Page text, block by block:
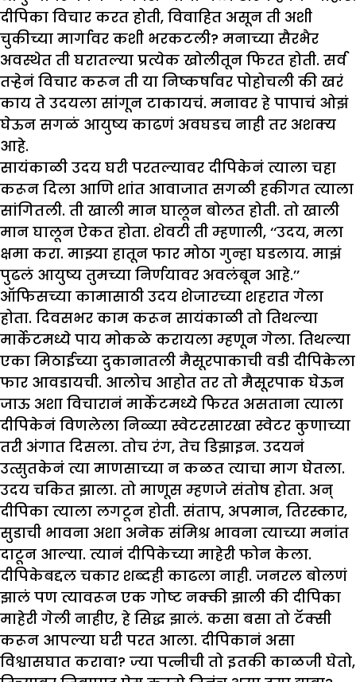
दीपिका विचार करत होती, विवाहित असून ती अशी
चुकीच्या मार्गावर कशी भरकटली? मनाच्या सैरभैर
अवस्थेत ती घरातल्या प्रत्येक खोलीतून फिरत होती. सर्व
तऱ्हेनं विचार करून ती या निष्कर्षावर पोहोचली की खरं
काय ते उदयला सांगून टाकायचं. मनावर हे पापाचं ओझं
घेऊन सगळं आयुष्य काढणं अवघडच नाही तर अशक्य
आहे.
सायंकाळी उदय घरी परतल्यावर दीपिकेनं त्याला चहा
करून दिला आणि शांत आवाजात सगळी हकीगत त्याला
सांगितली. ती खाली मान घालून बोलत होती. तो खाली
मान घालून ऐकत होता. शेवटी ती म्हणाली, ‘‘उदय, मला
क्षमा करा. माझ्या हातून फार मोठा गुन्हा घडलाय. माझं
पुढलं आयुष्य तुमच्या निर्णयावर अवलंबून आहे.’’
ऑफिसच्या कामासाठी उदय शेजारच्या शहरात गेला
होता. दिवसभर काम करून सायंकाळी तो तिथल्या
मार्केटमध्ये पाय मोकळे करायला म्हणून गेला. तिथल्या
एका मिठाईच्या दुकानातली मैसूरपाकाची वडी दीपिकेला
फार आवडायची. आलोच आहोत तर तो मैसूरपाक घेऊन
जाऊ अशा विचारानं मार्केटमध्ये फिरत असताना त्याला
दीपिकेनं विणलेला निळ्या स्वेटरसारखा स्वेटर कुणाच्या
तरी अंगात दिसला. तोच रंग, तेच डिझाइन. उदयनं
उत्सुतकेनं त्या माणसाच्या न कळत त्याचा माग घेतला.
उदय चकित झाला. तो माणूस म्हणजे संतोष होता. अन्
दीपिका त्याला लगटून होती. संताप, अपमान, तिरस्कार,
सुडाची भावना अशा अनेक संमिश्र भावना त्याच्या मनांत
दाटून आल्या. त्यानं दीपिकेच्या माहेरी फोन केला.
दीपिकेबद्दल चकार शब्दही काढला नाही. जनरल बोलणं
झालं पण त्यावरून एक गोष्ट नक्की झाली की दीपिका
माहेरी गेली नाहीए, हे सिद्ध झालं. कसा बसा तो टॅक्सी
करून आपल्या घरी परत आला. दीपिकानं असा
विश्वासघात करावा? ज्या पत्नीची तो इतकी काळजी घेतो,